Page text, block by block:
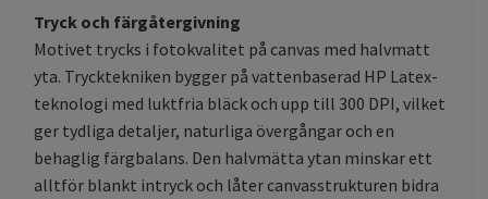
Tryck och färgåtergivning
Motivet trycks i fotokvalitet på canvas med halvmatt
yta. Trycktekniken bygger på vattenbaserad HP Latex-
teknologi med luktfria bläck och upp till 300 DPI, vilket
ger tydliga detaljer, naturliga övergångar och en
behaglig färgbalans. Den halvmätta ytan minskar ett
alltför blankt intryck och låter canvasstrukturen bidra